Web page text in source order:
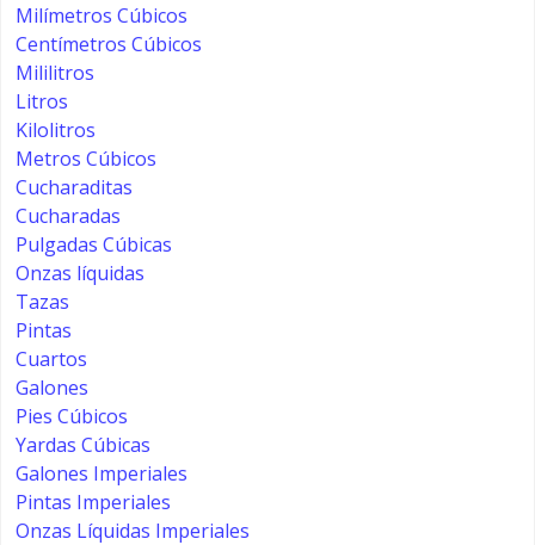
Milímetros Cúbicos
Centímetros Cúbicos
Mililitros
Litros
Kilolitros
Metros Cúbicos
Cucharaditas
Cucharadas
Pulgadas Cúbicas
Onzas líquidas
Tazas
Pintas
Cuartos
Galones
Pies Cúbicos
Yardas Cúbicas
Galones Imperiales
Pintas Imperiales
Onzas Líquidas Imperiales